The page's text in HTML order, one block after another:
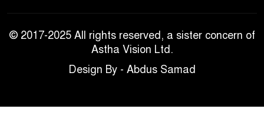
© 2017-2025 All rights reserved, a sister concern of
Astha Vision Ltd.
Design By - Abdus Samad